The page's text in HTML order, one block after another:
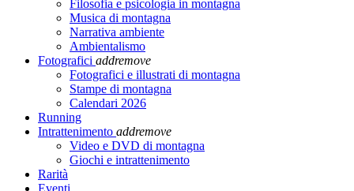
Filosofia e psicologia in montagna
Musica di montagna
Narrativa ambiente
Ambientalismo
Fotografici addremove
Fotografici e illustrati di montagna
Stampe di montagna
Calendari 2026
Running
Intrattenimento addremove
Video e DVD di montagna
Giochi e intrattenimento
Rarità